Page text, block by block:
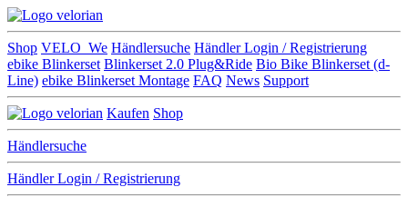
Shop VELO_We Händlersuche Händler Login / Registrierung
ebike Blinkerset Blinkerset 2.0 Plug&Ride Bio Bike Blinkerset (d-
Line) ebike Blinkerset Montage FAQ News Support
Kaufen Shop
Händlersuche
Händler Login / Registrierung